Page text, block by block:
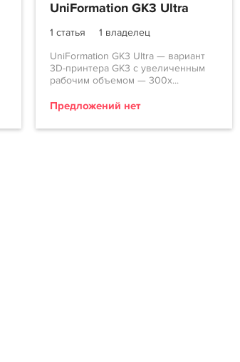
UniFormation GK3 Ultra
1 статья
1 владелец
UniFormation GK3 Ultra — вариант
3D-принтера GK3 с увеличенным
рабочим объемом — 300х...
Предложений нет